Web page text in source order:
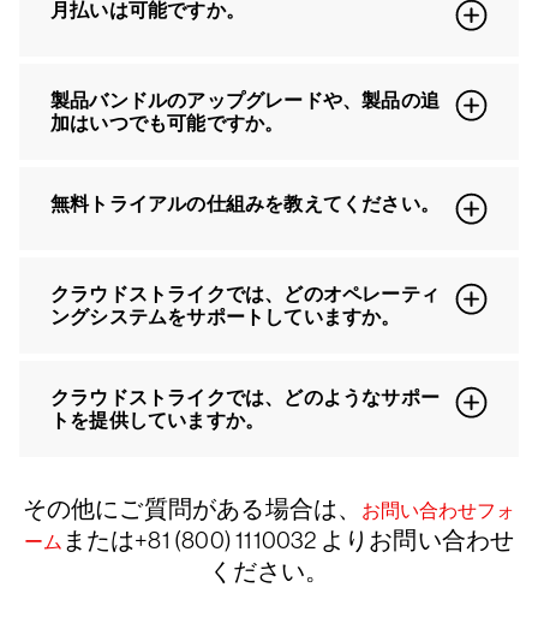
月払いは可能ですか。
製品バンドルのアップグレードや、製品の追
加はいつでも可能ですか。
無料トライアルの仕組みを教えてください。
クラウドストライクでは、どのオペレーティ
ングシステムをサポートしていますか。
クラウドストライクでは、どのようなサポー
トを提供していますか。
その他にご質問がある場合は、
お問い合わせフォ
ーム または+81 (800) 1110032 よりお問い合わせ
ください。